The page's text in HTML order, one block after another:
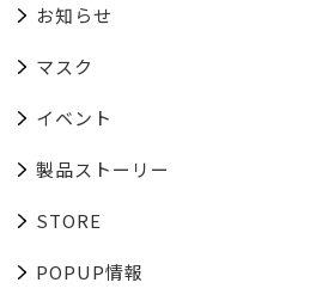
お知らせ
マスク
イベント
製品ストーリー
STORE
POPUP情報